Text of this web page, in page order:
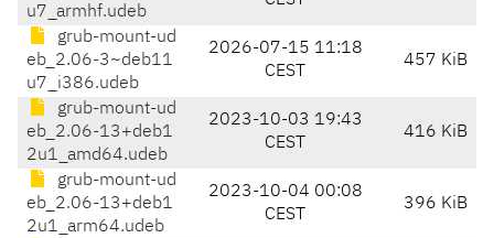
u7_armhf.udeb
grub-mount-ud
eb_2.06-3~deb11
u7_i386.udeb
2026-07-15 11:18
CEST
457 KiB
grub-mount-ud
eb_2.06-13+deb1
2u1_amd64.udeb
2023-10-03 19:43
CEST
416 KiB
grub-mount-ud
eb_2.06-13+deb1
2u1_arm64.udeb
2023-10-04 00:08
CEST
396 KiB